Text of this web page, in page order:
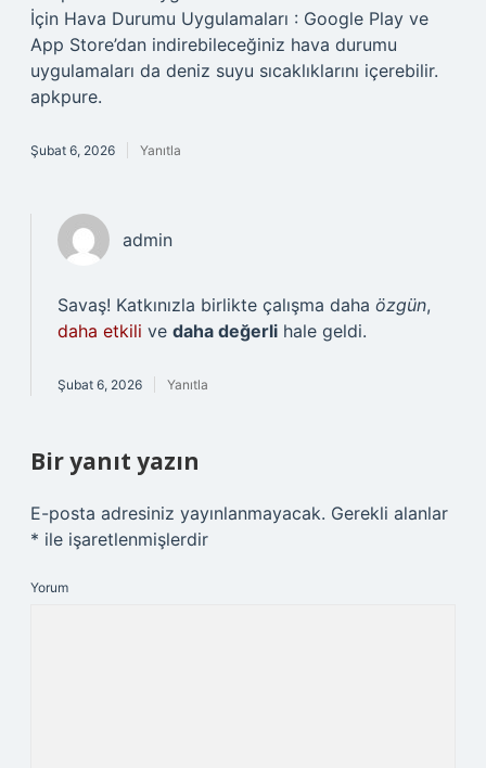
İçin Hava Durumu Uygulamaları : Google Play ve
App Store’dan indirebileceğiniz hava durumu
uygulamaları da deniz suyu sıcaklıklarını içerebilir.
apkpure.
Şubat 6, 2026 Yanıtla
admin
Savaş! Katkınızla birlikte çalışma daha özgün,
daha etkili ve daha değerli hale geldi.
Şubat 6, 2026 Yanıtla
Bir yanıt yazın
E-posta adresiniz yayınlanmayacak. Gerekli alanlar
* ile işaretlenmişlerdir
Yorum